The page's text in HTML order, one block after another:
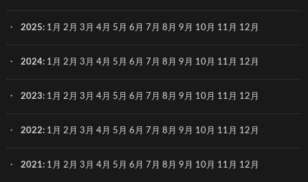
2025: 1月 2月 3月 4月 5月 6月 7月 8月 9月 10月 11月 12月
2024: 1月 2月 3月 4月 5月 6月 7月 8月 9月 10月 11月 12月
2023: 1月 2月 3月 4月 5月 6月 7月 8月 9月 10月 11月 12月
2022: 1月 2月 3月 4月 5月 6月 7月 8月 9月 10月 11月 12月
2021: 1月 2月 3月 4月 5月 6月 7月 8月 9月 10月 11月 12月